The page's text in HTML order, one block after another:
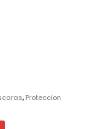
,Proteccion